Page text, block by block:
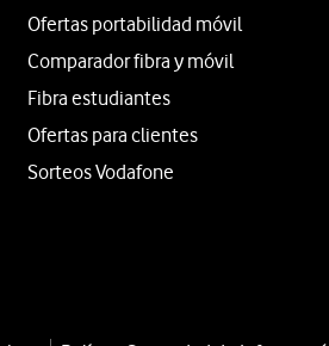
Ofertas portabilidad móvil
Comparador fibra y móvil
Fibra estudiantes
Ofertas para clientes
Sorteos Vodafone